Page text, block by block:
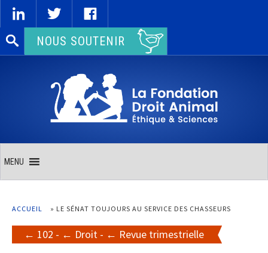
Rechercher :NOUS SOUTENIR
MENU
ACCUEIL » LE SÉNAT TOUJOURS AU SERVICE DES CHASSEURS
102 - Droit -
Revue trimestrielle